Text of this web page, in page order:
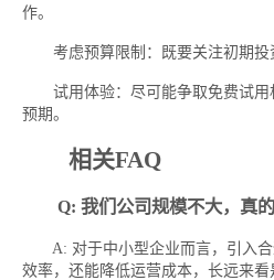
作。
考虑预算限制：既要关注初期投
试用体验：尽可能争取免费试用
预期。
相关FAQ
Q: 我们公司规模不大，真的
A: 对于中小型企业而言，引入合
效率，还能降低运营成本，长远来看